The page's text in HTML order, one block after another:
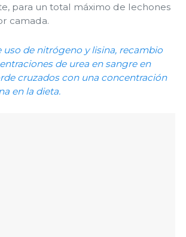
para un total máximo de lechones
camada.
uso de nitrógeno y lisina, recambio
de urea en sangre en
cruzados con una concentración
en la dieta.